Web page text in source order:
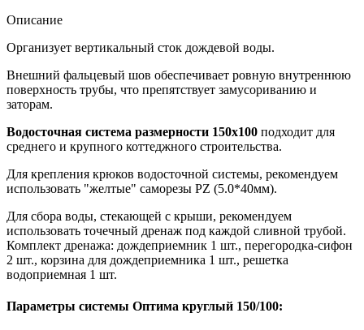
Описание
Организует вертикальный сток дождевой воды.
Внешний фальцевый шов обеспечивает ровную внутреннюю
поверхность трубы, что препятствует замусориванию и
заторам.
Водосточная система размерности 150х100 подходит для
среднего и крупного коттеджного строительства.
Для крепления крюков водосточной системы, рекомендуем
использовать "желтые" саморезы PZ (5.0*40мм).
Для сбора воды, стекающей с крыши, рекомендуем
использовать точечный дренаж под каждой сливной трубой.
Комплект дренажа: дождеприемник 1 шт., перегородка-сифон
2 шт., корзина для дождеприемника 1 шт., решетка
водоприемная 1 шт.
Параметры системы Оптима круглый 150/100: